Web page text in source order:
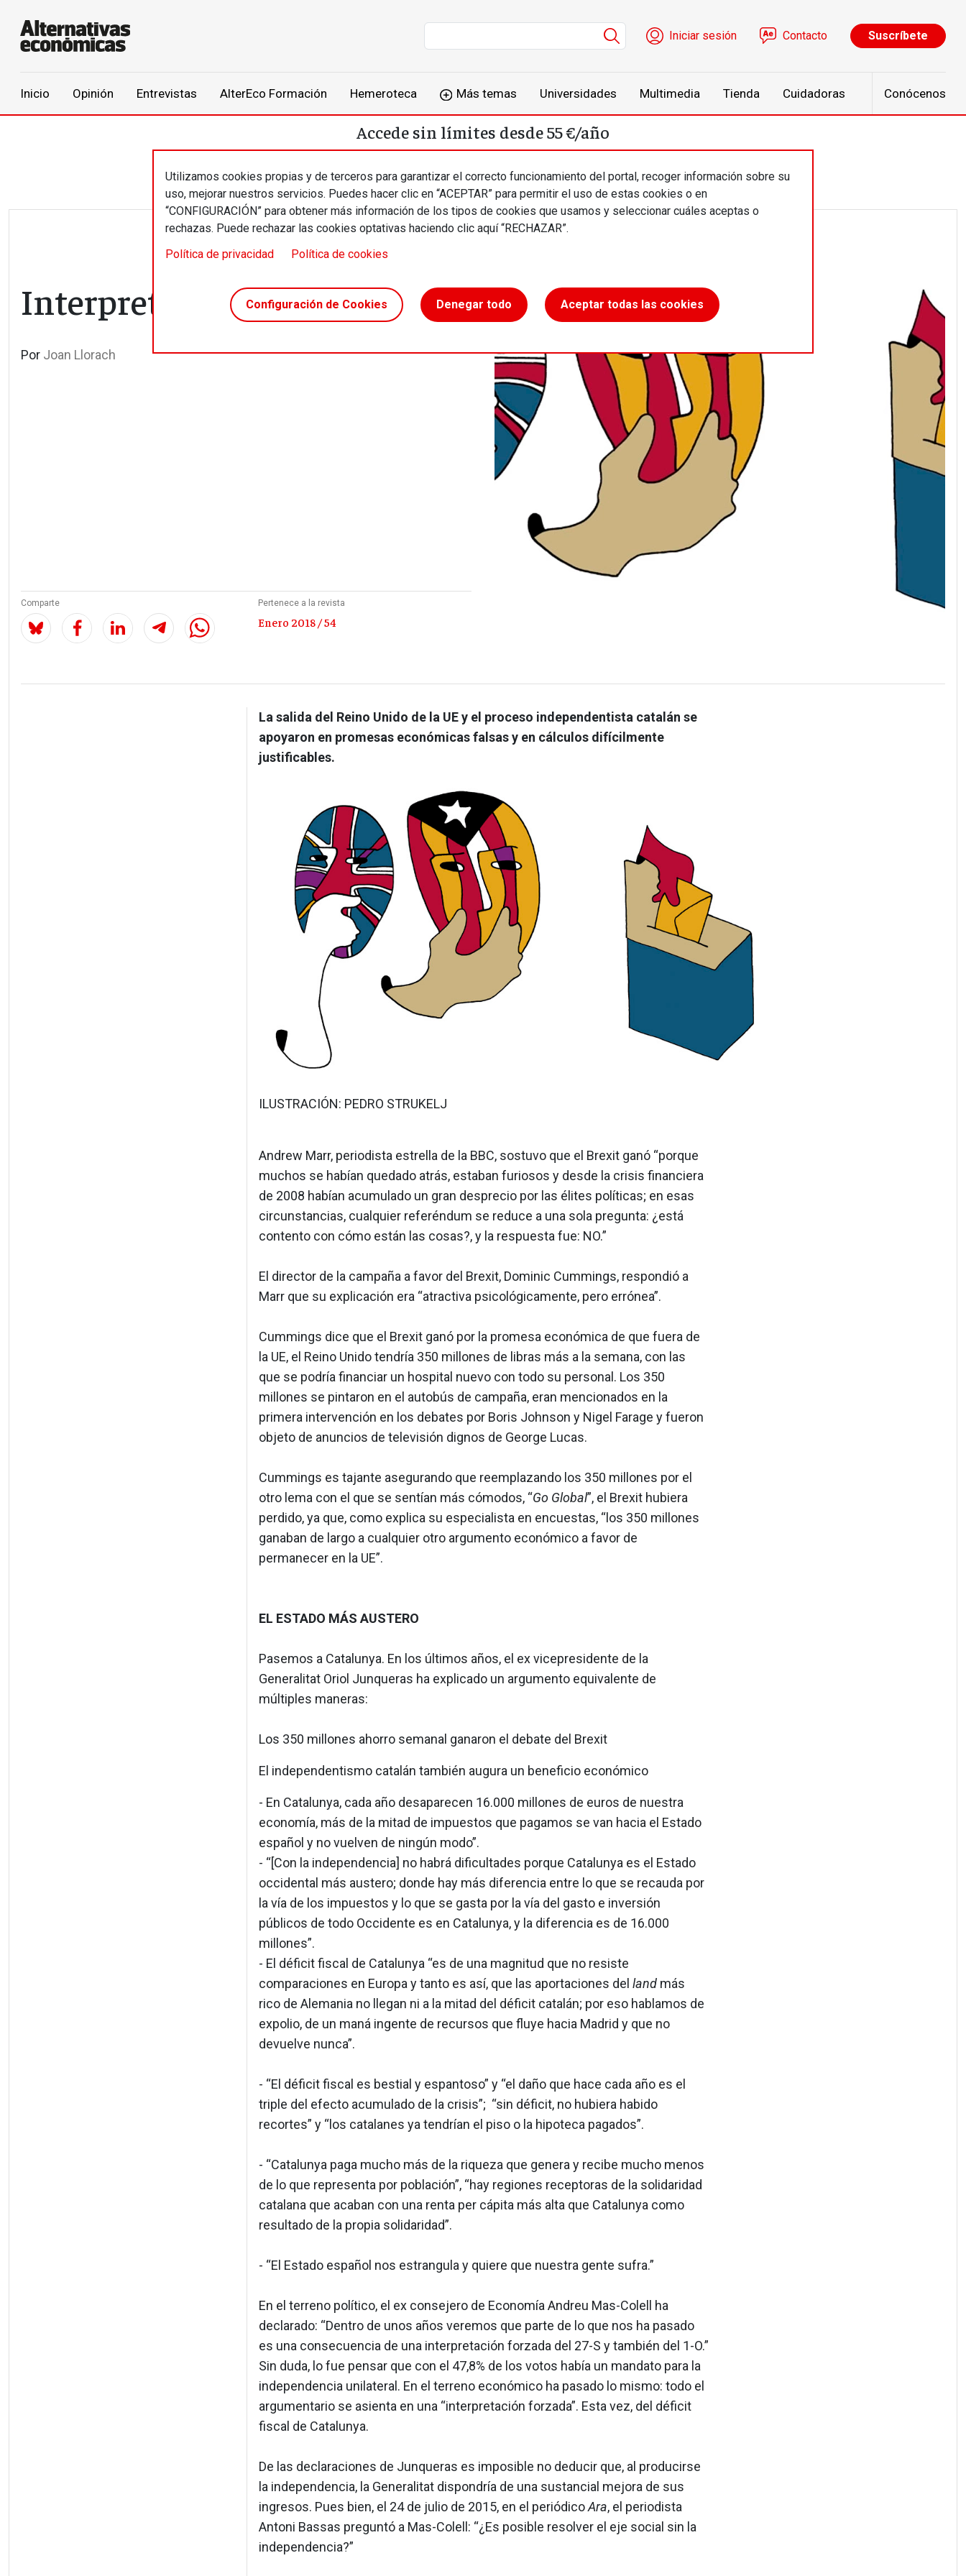
Menú de cuenta de usuario
Iniciar sesión Contacto Suscríbete
Inicio Opinión Entrevistas AlterEco Formación Hemeroteca Más temas Universidades Multimedia Tienda Cuidadoras Conócenos
Utilizamos cookies propias y de terceros para garantizar el correcto funcionamiento del portal, recoger información sobre su
uso, mejorar nuestros servicios. Puedes hacer clic en “ACEPTAR” para permitir el uso de estas cookies o en
“CONFIGURACIÓN” para obtener más información de los tipos de cookies que usamos y seleccionar cuáles aceptas o
rechazas. Puede rechazar las cookies optativas haciendo clic aquí “RECHAZAR”.
Política de privacidad
Política de cookies
Configuración de Cookies Denegar todo Aceptar todas las cookies
Accede sin límites desde 55 €/año
Interpretaciones forzadas
Por Joan Llorach
Comparte Pertenece a la revista
Enero 2018 / 54
La salida del Reino Unido de la UE y el proceso independentista catalán se
apoyaron en promesas económicas falsas y en cálculos difícilmente
justificables.
ILUSTRACIÓN: PEDRO STRUKELJ
Andrew Marr, periodista estrella de la BBC, sostuvo que el Brexit ganó “porque
muchos se habían quedado atrás, estaban furiosos y desde la crisis financiera
de 2008 habían acumulado un gran desprecio por las élites políticas; en esas
circunstancias, cualquier referéndum se reduce a una sola pregunta: ¿está
contento con cómo están las cosas?, y la respuesta fue: NO.”
El director de la campaña a favor del Brexit, Dominic Cummings, respondió a
Marr que su explicación era “atractiva psicológicamente, pero errónea”.
Cummings dice que el Brexit ganó por la promesa económica de que fuera de
la UE, el Reino Unido tendría 350 millones de libras más a la semana, con las
que se podría financiar un hospital nuevo con todo su personal. Los 350
millones se pintaron en el autobús de campaña, eran mencionados en la
primera intervención en los debates por Boris Johnson y Nigel Farage y fueron
objeto de anuncios de televisión dignos de George Lucas.
Cummings es tajante asegurando que reemplazando los 350 millones por el
otro lema con el que se sentían más cómodos, “Go Global”, el Brexit hubiera
perdido, ya que, como explica su especialista en encuestas, “los 350 millones
ganaban de largo a cualquier otro argumento económico a favor de
permanecer en la UE”.
EL ESTADO MÁS AUSTERO
Pasemos a Catalunya. En los últimos años, el ex vicepresidente de la
Generalitat Oriol Junqueras ha explicado un argumento equivalente de
múltiples maneras:
Los 350 millones ahorro semanal ganaron el debate del Brexit
El independentismo catalán también augura un beneficio económico
- En Catalunya, cada año desaparecen 16.000 millones de euros de nuestra
economía, más de la mitad de impuestos que pagamos se van hacia el Estado
español y no vuelven de ningún modo”.
- “[Con la independencia] no habrá dificultades porque Catalunya es el Estado
occidental más austero; donde hay más diferencia entre lo que se recauda por
la vía de los impuestos y lo que se gasta por la vía del gasto e inversión
públicos de todo Occidente es en Catalunya, y la diferencia es de 16.000
millones”.
- El déficit fiscal de Catalunya “es de una magnitud que no resiste
comparaciones en Europa y tanto es así, que las aportaciones del land más
rico de Alemania no llegan ni a la mitad del déficit catalán; por eso hablamos de
expolio, de un maná ingente de recursos que fluye hacia Madrid y que no
devuelve nunca”.
- “El déficit fiscal es bestial y espantoso” y “el daño que hace cada año es el
triple del efecto acumulado de la crisis”; “sin déficit, no hubiera habido
recortes” y “los catalanes ya tendrían el piso o la hipoteca pagados”.
- “Catalunya paga mucho más de la riqueza que genera y recibe mucho menos
de lo que representa por población”, “hay regiones receptoras de la solidaridad
catalana que acaban con una renta per cápita más alta que Catalunya como
resultado de la propia solidaridad”.
- “El Estado español nos estrangula y quiere que nuestra gente sufra.”
En el terreno político, el ex consejero de Economía Andreu Mas-Colell ha
declarado: “Dentro de unos años veremos que parte de lo que nos ha pasado
es una consecuencia de una interpretación forzada del 27-S y también del 1-O.”
Sin duda, lo fue pensar que con el 47,8% de los votos había un mandato para la
independencia unilateral. En el terreno económico ha pasado lo mismo: todo el
argumentario se asienta en una “interpretación forzada”. Esta vez, del déficit
fiscal de Catalunya.
De las declaraciones de Junqueras es imposible no deducir que, al producirse
la independencia, la Generalitat dispondría de una sustancial mejora de sus
ingresos. Pues bien, el 24 de julio de 2015, en el periódicoAra, el periodista
Antoni Bassas preguntó a Mas-Colell: “¿Es posible resolver el eje social sin la
independencia?”